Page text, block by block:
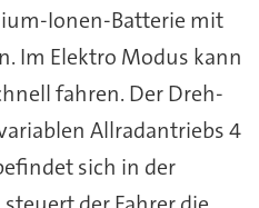
Ionen-Batterie mit
Im Elektro Modus kann
fahren. Der Dreh-
Allradantriebs 4
sich in der